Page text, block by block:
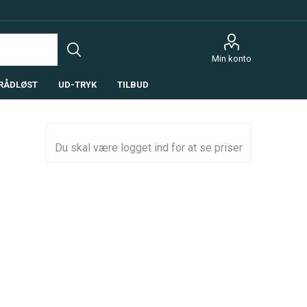
Min konto
UD-TRYK TILBUD
Du skal være logget ind for at se priser